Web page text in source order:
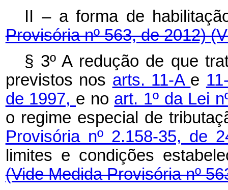
II – a forma de
Provisória nº 563, de 2012)
§ 3º A redução de que
previstos nos arts. 11-A e
de 1997, e no art. 1º da Lei
o regime especial de
Provisória nº 2.158-35, de
limites e condições
(Vide Medida Provisória nº